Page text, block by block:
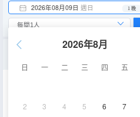
2026年08月09日 週日 1 晚
2026年8月
日 一 二 三 四 五
2 3 4 5 6 7